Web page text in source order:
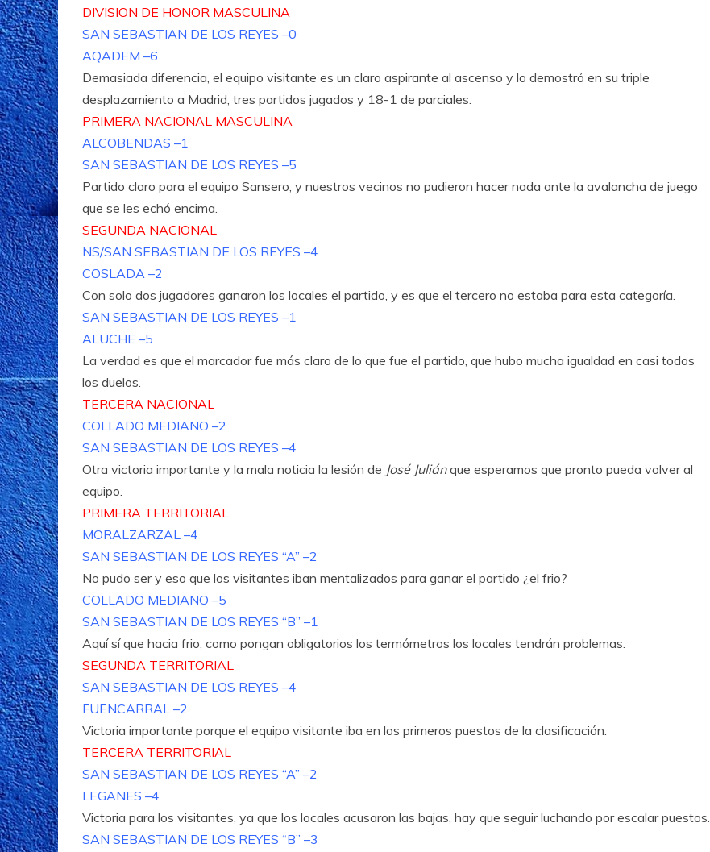
DIVISION DE HONOR MASCULINA
SAN SEBASTIAN DE LOS REYES –0
AQADEM –6
Demasiada diferencia, el equipo visitante es un claro aspirante al ascenso y lo demostró en su triple
desplazamiento a Madrid, tres partidos jugados y 18-1 de parciales.
PRIMERA NACIONAL MASCULINA
ALCOBENDAS –1
SAN SEBASTIAN DE LOS REYES –5
Partido claro para el equipo Sansero, y nuestros vecinos no pudieron hacer nada ante la avalancha de juego
que se les echó encima.
SEGUNDA NACIONAL
NS/SAN SEBASTIAN DE LOS REYES –4
COSLADA –2
Con solo dos jugadores ganaron los locales el partido, y es que el tercero no estaba para esta categoría.
SAN SEBASTIAN DE LOS REYES –1
ALUCHE –5
La verdad es que el marcador fue más claro de lo que fue el partido, que hubo mucha igualdad en casi todos
los duelos.
TERCERA NACIONAL
COLLADO MEDIANO –2
SAN SEBASTIAN DE LOS REYES –4
Otra victoria importante y la mala noticia la lesión de José Juliánque esperamos que pronto pueda volver al
equipo.
PRIMERA TERRITORIAL
MORALZARZAL –4
SAN SEBASTIAN DE LOS REYES “A” –2
No pudo ser y eso que los visitantes iban mentalizados para ganar el partido ¿el frio?
COLLADO MEDIANO –5
SAN SEBASTIAN DE LOS REYES “B” –1
Aquí sí que hacia frio, como pongan obligatorios los termómetros los locales tendrán problemas.
SEGUNDA TERRITORIAL
SAN SEBASTIAN DE LOS REYES –4
FUENCARRAL –2
Victoria importante porque el equipo visitante iba en los primeros puestos de la clasificación.
TERCERA TERRITORIAL
SAN SEBASTIAN DE LOS REYES “A” –2
LEGANES –4
Victoria para los visitantes, ya que los locales acusaron las bajas, hay que seguir luchando por escalar puestos.
SAN SEBASTIAN DE LOS REYES “B” –3